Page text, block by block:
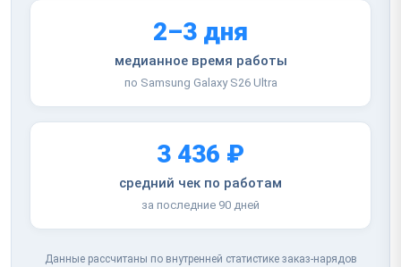
2–3 дня
медианное время работы
по Samsung Galaxy S26 Ultra
3 436 ₽
средний чек по работам
за последние 90 дней
Данные рассчитаны по внутренней статистике заказ-нарядов